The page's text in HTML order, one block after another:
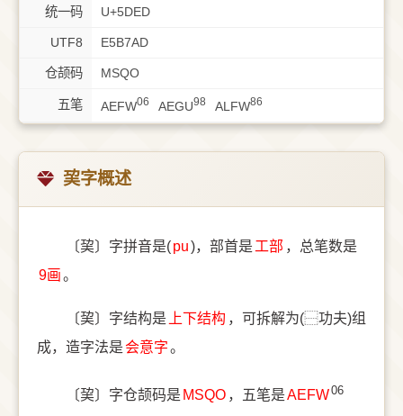
统一码 U+5DED
UTF8 E5B7AD
仓颉码 MSQO
五笔 AEFW06 AEGU98 ALFW86
巭字概述
〔巭〕字拼音是(pu)，部首是 ⼯部 ，总笔数是
9画。
〔巭〕字结构是 上下结构 ，可拆解为(⿱功夫)组
成，造字法是 会意字。
〔巭〕字仓颉码是 MSQO ，五笔是AEFW06